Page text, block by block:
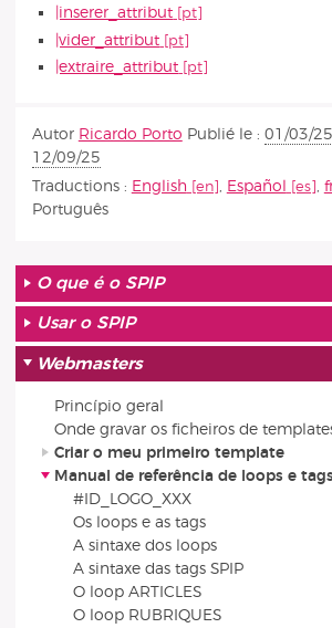
|inserer_attribut
|vider_attribut
|extraire_attribut
Autor Ricardo Porto Publié le : 01/03/25
12/09/25
Traductions : English Español
Português
O que é o SPIP
Usar o SPIP
Webmasters
Princípio geral
Onde gravar os ficheiros de
Criar o meu primeiro template
Manual de referência de loops e tags
#ID_LOGO_XXX
Os loops e as tags
A sintaxe dos loops
A sintaxe das tags SPIP
O loop ARTICLES
O loop RUBRIQUES